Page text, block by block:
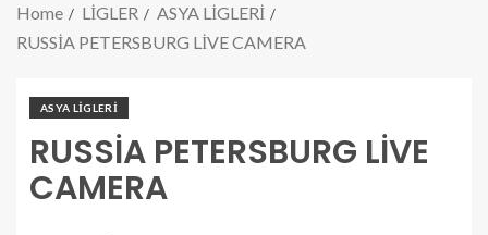
Home LİGLER
ASYA LİGLERİ
RUSSİA PETERSBURG LİVE CAMERA
ASYA LİGLERİ
RUSSİA PETERSBURG LİVE
CAMERA